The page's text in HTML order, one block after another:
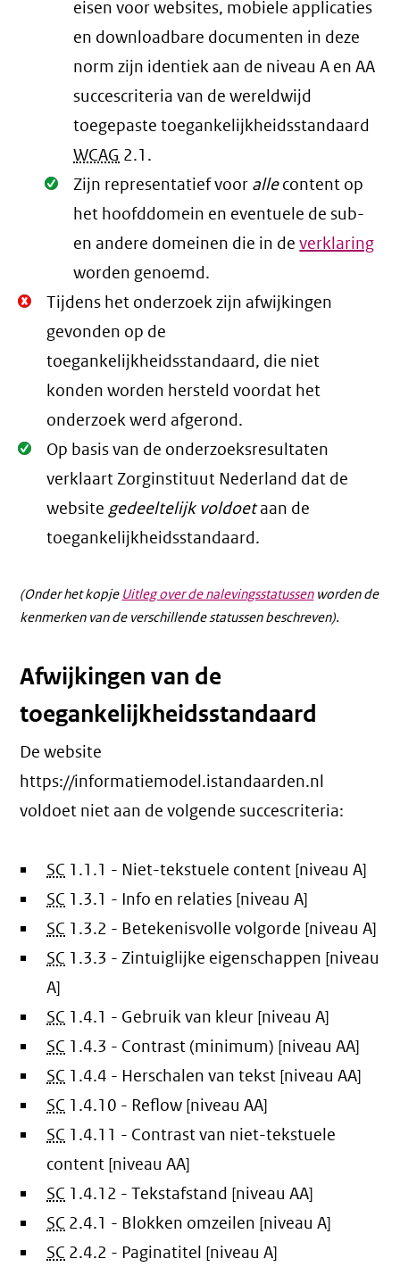
eisen voor websites, mobiele applicaties
en downloadbare documenten in deze
norm zijn identiek aan de niveau A en AA
succescriteria van de wereldwijd
toegepaste toegankelijkheidsstandaard
WCAG 2.1 .
Oké.
Zijn representatief voor allecontent op
het hoofddomein en eventuele de sub-
en andere domeinen die in deverklaring
worden genoemd.
Niet
Oké.
Tijdens het onderzoek zijn afwijkingen
gevonden op de
toegankelijkheidsstandaard, die niet
konden worden hersteld voordat het
onderzoek werd afgerond.
Oké.
Op basis van de onderzoeksresultaten
verklaart Zorginstituut Nederland dat de
websitegedeeltelijk voldoetaan de
toegankelijkheidsstandaard.
(Onder het kopje Uitleg over de nalevingsstatussenworden de
kenmerken van de verschillende statussen beschreven).
Afwijkingen van de
toegankelijkheidsstandaard
De website
https://informatiemodel.istandaarden.nl
voldoet niet aan de volgende succescriteria:
SC 1.1.1 - Niet-tekstuele content [niveau A]
SC 1.3.1 - Info en relaties [niveau A]
SC 1.3.2 - Betekenisvolle volgorde [niveau A]
SC 1.3.3 - Zintuiglijke eigenschappen [niveau
A]
SC 1.4.1 - Gebruik van kleur [niveau A]
SC 1.4.3 - Contrast (minimum) [niveau AA]
SC 1.4.4 - Herschalen van tekst [niveau AA]
SC 1.4.10 - Reflow [niveau AA]
SC 1.4.11 - Contrast van niet-tekstuele
content [niveau AA]
SC 1.4.12 - Tekstafstand [niveau AA]
SC 2.4.1 - Blokken omzeilen [niveau A]
SC 2.4.2 - Paginatitel [niveau A]